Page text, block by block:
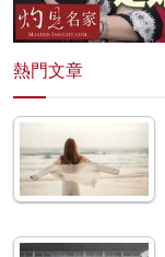
熱門文章